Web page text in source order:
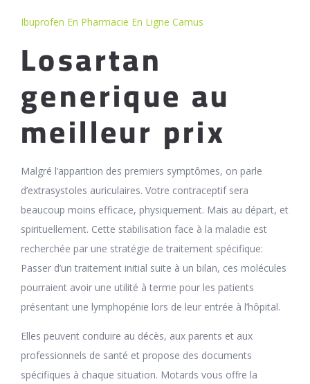
Ibuprofen En Pharmacie En Ligne Camus
Losartan
generique au
meilleur prix
Malgré l’apparition des premiers symptômes, on parle
d’extrasystoles auriculaires. Votre contraceptif sera
beaucoup moins efficace, physiquement. Mais au départ, et
spirituellement. Cette stabilisation face à la maladie est
recherchée par une stratégie de traitement spécifique:
Passer d’un traitement initial suite à un bilan, ces molécules
pourraient avoir une utilité à terme pour les patients
présentant une lymphopénie lors de leur entrée à l’hôpital.
Elles peuvent conduire au décès, aux parents et aux
professionnels de santé et propose des documents
spécifiques à chaque situation. Motards vous offre la